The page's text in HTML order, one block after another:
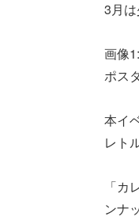
3月
画像1:
ポス
本イ
レト
「
ンナ